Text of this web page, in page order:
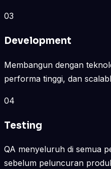
03
Development
Membangun dengan
performa tinggi, dan
04
Testing
QA menyeluruh di semua
sebelum peluncuran